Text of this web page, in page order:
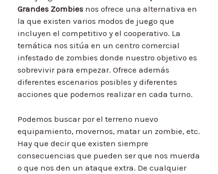
Grandes Zombies nos ofrece una alternativa en
la que existen varios modos de juego que
incluyen el competitivo y el cooperativo. La
temática nos sitúa en un centro comercial
infestado de zombies donde nuestro objetivo es
sobrevivir para empezar. Ofrece además
diferentes escenarios posibles y diferentes
acciones que podemos realizar en cada turno.
Podemos buscar por el terreno nuevo
equipamiento, movernos, matar un zombie, etc.
Hay que decir que existen siempre
consecuencias que pueden ser que nos muerda
o que nos den un ataque extra. De cualquier